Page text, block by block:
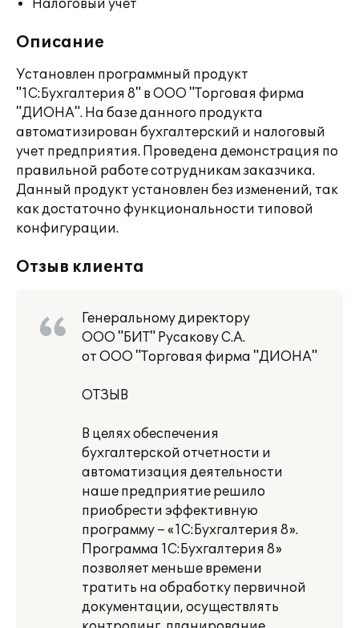
Налоговый учет
Описание
Установлен программный продукт
"1С:Бухгалтерия 8" в ООО "Торговая фирма
"ДИОНА". На базе данного продукта
автоматизирован бухгалтерский и налоговый
учет предприятия. Проведена демонстрация по
правильной работе сотрудникам заказчика.
Данный продукт установлен без изменений, так
как достаточно функциональности типовой
конфигурации.
Отзыв клиента
Генеральному директору
ООО "БИТ" Русакову С.А.
от ООО "Торговая фирма "ДИОНА"
ОТЗЫВ
В целях обеспечения
бухгалтерской отчетности и
автоматизация деятельности
наше предприятие решило
приобрести эффективную
программу – «1С:Бухгалтерия 8».
Программа 1С:Бухгалтерия 8»
позволяет меньше времени
тратить на обработку первичной
документации, осуществлять